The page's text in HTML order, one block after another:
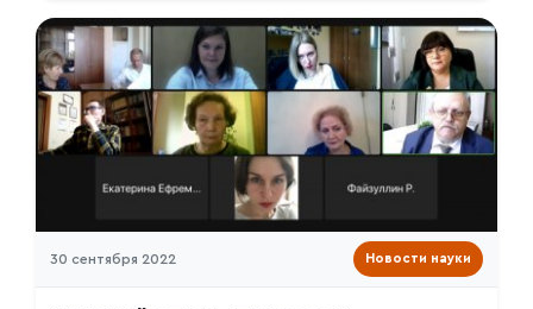
30 сентября 2022 Новости науки